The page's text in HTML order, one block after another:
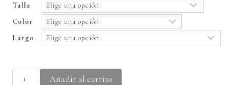
Talla
Color
Largo
Añadir al carrito